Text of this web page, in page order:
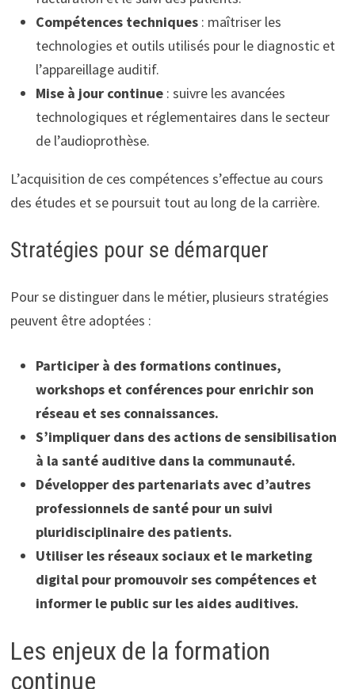
Compétences techniques: maîtriser les
technologies et outils utilisés pour le diagnostic et
l’appareillage auditif.
Mise à jour continue: suivre les avancées
technologiques et réglementaires dans le secteur
de l’audioprothèse.
L’acquisition de ces compétences s’effectue au cours
des études et se poursuit tout au long de la carrière.
Stratégies pour se démarquer
Pour se distinguer dans le métier, plusieurs stratégies
peuvent être adoptées :
Participer à des formations continues,
workshops et conférences pour enrichir son
réseau et ses connaissances.
S’impliquer dans des actions de sensibilisation
à la santé auditive dans la communauté.
Développer des partenariats avec d’autres
professionnels de santé pour un suivi
pluridisciplinaire des patients.
Utiliser les réseaux sociaux et le marketing
digital pour promouvoir ses compétences et
informer le public sur les aides auditives.
Les enjeux de la formation
continue